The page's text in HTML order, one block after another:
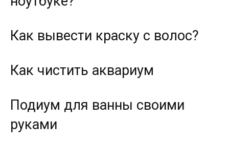
Как вывести краску с волос?
Как чистить аквариум
Подиум для ванны своими
руками